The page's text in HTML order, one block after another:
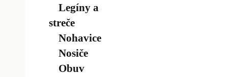
Legíny a
streče
Nohavice
Nosiče
Obuv